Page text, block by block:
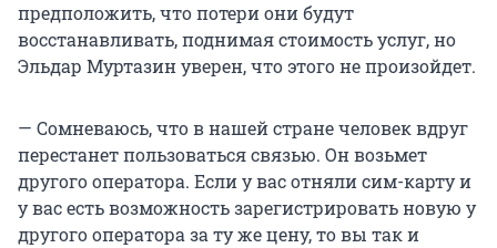
предположить, что потери они будут
восстанавливать, поднимая стоимость услуг, но
Эльдар Муртазин уверен, что этого не произойдет.
— Сомневаюсь, что в нашей стране человек вдруг
перестанет пользоваться связью. Он возьмет
другого оператора. Если у вас отняли сим-карту и
у вас есть возможность зарегистрировать новую у
другого оператора за ту же цену, то вы так и